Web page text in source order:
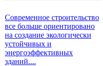
Современное строительство
все больше ориентировано
на создание экологически
устойчивых и
энергоэффективных
зданий....